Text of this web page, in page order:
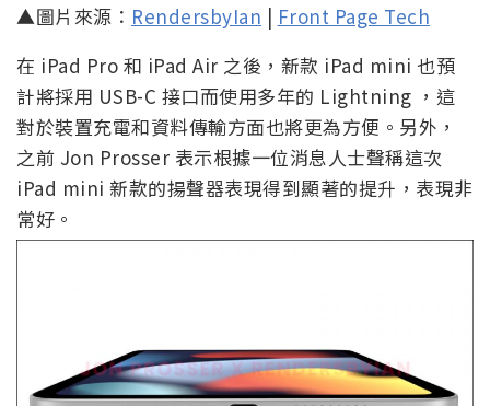
▲圖片來源： RendersbyIan | Front Page Tech
在 iPad Pro 和 iPad Air 之後，新款 iPad mini 也預
計將採用 USB-C 接口而使用多年的 Lightning ，這
對於裝置充電和資料傳輸方面也將更為方便。另外，
之前 Jon Prosser 表示根據一位消息人士聲稱這次
iPad mini 新款的揚聲器表現得到顯著的提升，表現非
常好。